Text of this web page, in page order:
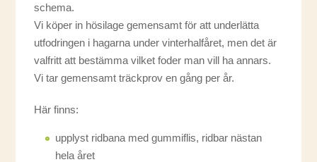
schema.
Vi köper in hösilage gemensamt för att underlätta
utfodringen i hagarna under vinterhalfåret, men det är
valfritt att bestämma vilket foder man vill ha annars.
Vi tar gemensamt träckprov en gång per år.
Här finns:
upplyst ridbana med gummiflis, ridbar nästan
hela året